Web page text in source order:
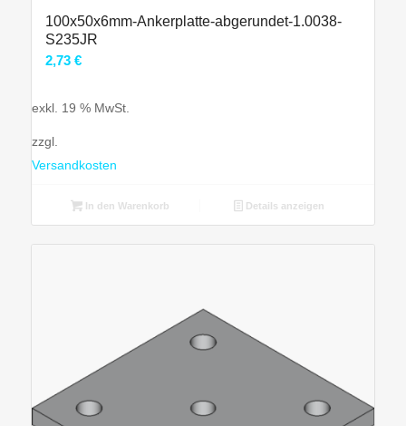
100x50x6mm-Ankerplatte-abgerundet-1.0038-
S235JR
2,73 €
exkl. 19 % MwSt.
zzgl.
Versandkosten
In den Warenkorb Details anzeigen